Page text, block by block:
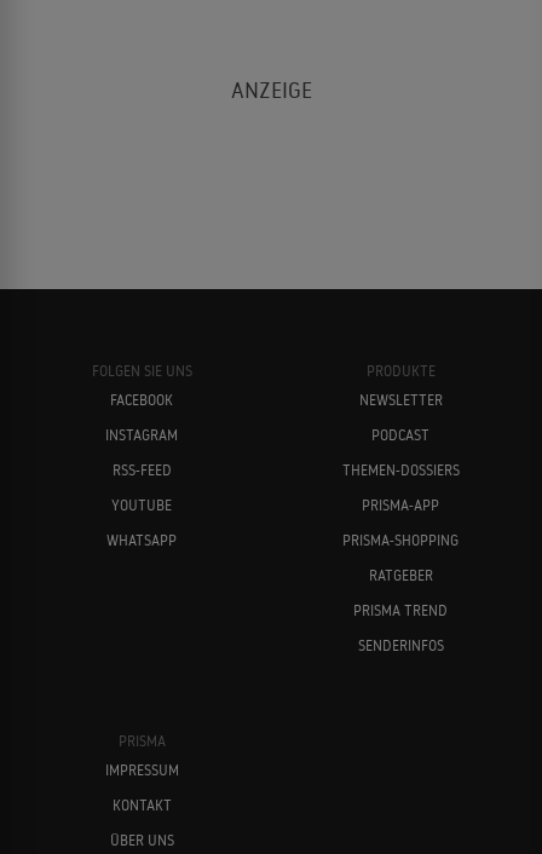
FOLGEN SIE UNS
FACEBOOK
INSTAGRAM
RSS-FEED
YOUTUBE
WHATSAPP
PRODUKTE
NEWSLETTER
PODCAST
THEMEN-DOSSIERS
PRISMA-APP
PRISMA-SHOPPING
RATGEBER
PRISMA TREND
SENDERINFOS
PRISMA
IMPRESSUM
KONTAKT
ÜBER UNS